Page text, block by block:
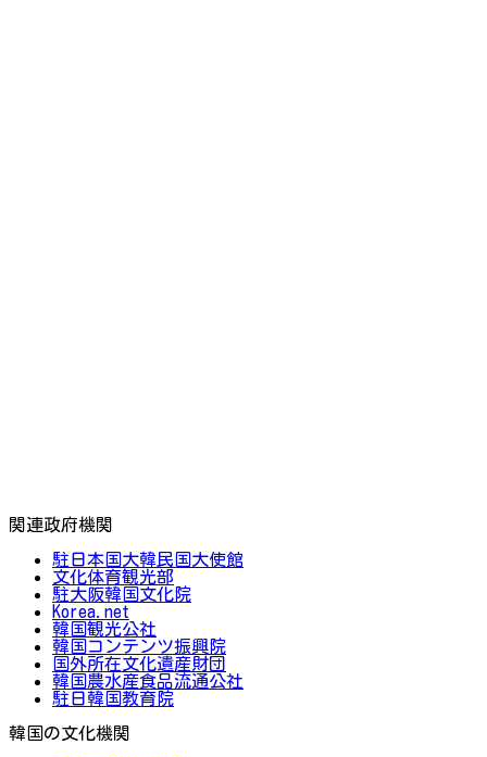
関連政府機関
駐日本国大韓民国大使館
文化体育観光部
駐大阪韓国文化院
Korea.net
韓国観光公社
韓国コンテンツ振興院
国外所在文化遺産財団
韓国農水産食品流通公社
駐日韓国教育院
韓国の文化機関